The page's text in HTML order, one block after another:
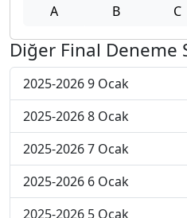
A B C
Diğer Final Deneme
2025-2026 9 Ocak
2025-2026 8 Ocak
2025-2026 7 Ocak
2025-2026 6 Ocak
2025-2026 5 Ocak